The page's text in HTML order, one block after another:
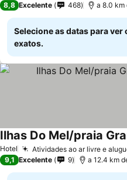
8,8 Excelente 468 a 8.0 km
Selecione as datas para ver
exatos.
Hotel Atividades ao ar livre e
Ilhas Do Mel/praia
9,1 Excelente 9 a 12.4 km